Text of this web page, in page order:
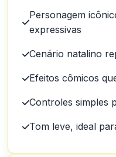
Personagem
expressivas
Cenário natalino
Efeitos cômicos
Controles simples
Tom leve, ideal